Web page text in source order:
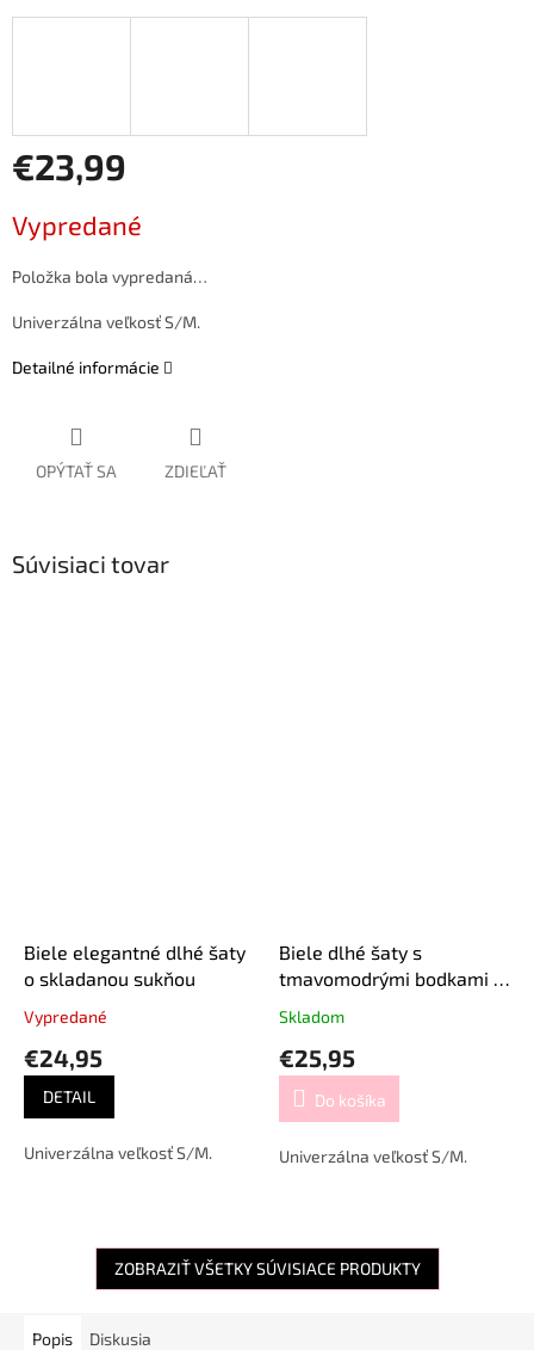
€23,99
cena:
Vypredané
Položka bola vypredaná…
Univerzálna veľkosť S/M.
Detailné informácie
OPÝTAŤ SA ZDIEĽAŤ
Súvisiaci tovar
Biele elegantné dlhé šaty
o skladanou sukňou
Vypredané
€24,95
DETAIL
Univerzálna veľkosť S/M.
Biele dlhé šaty s
tmavomodrými bodkami a
Skladom
€25,95
Do košíka
Univerzálna veľkosť S/M.
ZOBRAZIŤ VŠETKY SÚVISIACE PRODUKTY
Popis Diskusia